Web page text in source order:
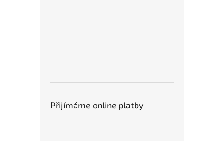
Přijímáme online platby